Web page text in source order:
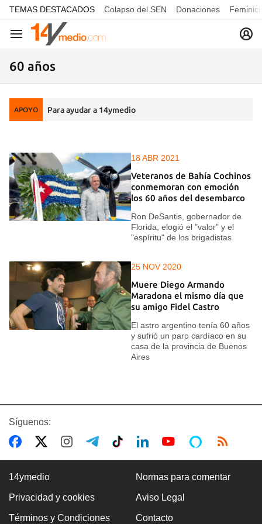
common.go-to-content
TEMAS DESTACADOS Colapso del SEN Donaciones
Navegación
60 años
APOYO Para ayudar a 14ymedio
18 ABR 2021
Veteranos de Bahía Cochinos
conmemoran con emoción
los 60 años del desembarco
Ron DeSantis, gobernador de
Florida, elogió el "valor" y el
"espíritu" de los brigadistas
25 NOV 2020
Muere Diego Armando
Maradona el mismo día que
su amigo Fidel Castro
El astro argentino tenía 60 años
y sufrió un paro cardíaco en su
casa de la provincia de Buenos
Aires
Síguenos:
14ymedio Normas para comentar
Privacidad y cookies Aviso Legal
Términos y Condiciones Contacto